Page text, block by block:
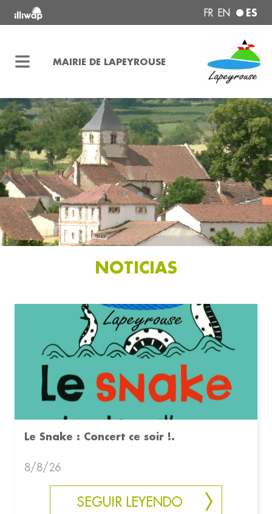
FR EN ES
MAIRIE DE LAPEYROUSE
NOTICIAS
Le Snake : Concert ce soir !.
8/8/26
SEGUIR LEYENDO